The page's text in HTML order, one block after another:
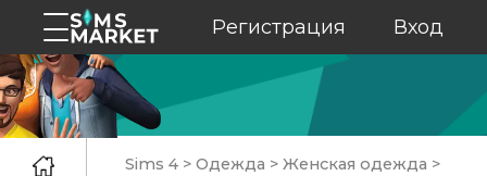
Регистрация Вход
Sims 4 > Одежда > Женская одежда >